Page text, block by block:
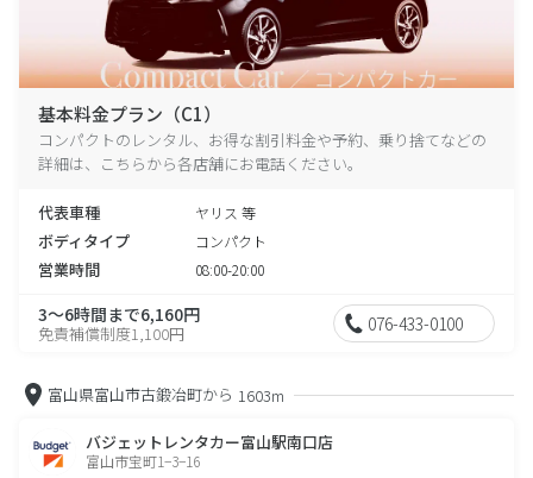
基本料金プラン（C1）
コンパクトのレンタル、お得な割引料金や予約、乗り捨てなどの
詳細は、こちらから各店舗にお電話ください。
代表車種 ヤリス 等
ボディタイプ コンパクト
営業時間 08:00-20:00
3～6時間まで6,160円
免責補償制度1,100円 076-433-0100
富山県富山市古鍛冶町から 1603m
バジェットレンタカー富山駅南口店
富山市宝町1−3−16